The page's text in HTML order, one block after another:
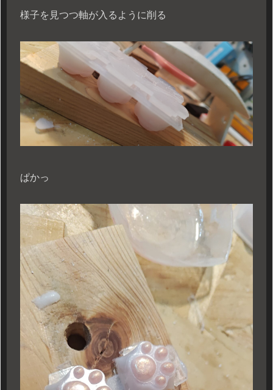
様子を見つつ軸が入るように削る
ぱかっ